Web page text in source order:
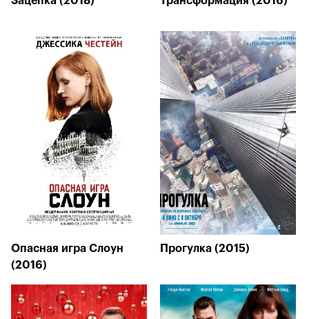
Опасная игра Слоун
(2016)
Прогулка (2015)